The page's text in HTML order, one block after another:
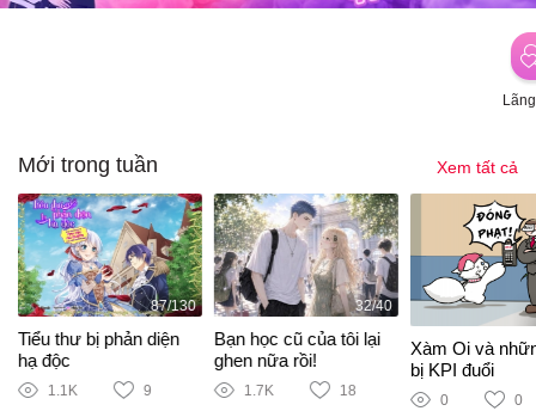
Mới trong tuần Xem tất cả
87/130
Tiểu thư bị phản diện
hạ độc
1.1K 9
32/40
Bạn học cũ của tôi lại
ghen nữa rồi!
1.7K 18
Xàm Oi và
bị KPI đuổi
0 0